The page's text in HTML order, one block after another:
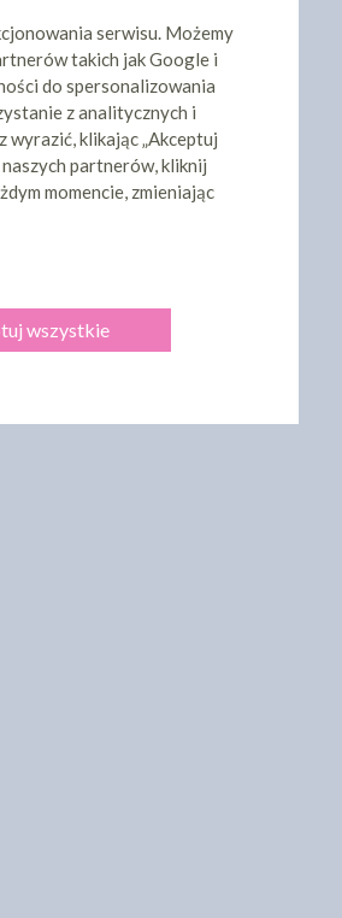
serwisu. Możemy
takich jak Google i
do spersonalizowania
z analitycznych i
klikając „Akceptuj
partnerów, kliknij
momencie, zmieniając
wszystkie